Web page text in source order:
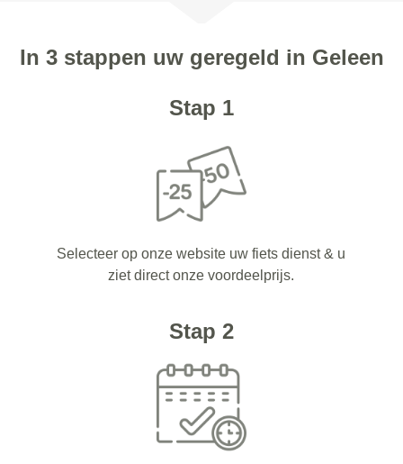
In 3 stappen uw geregeld in Geleen
Stap 1
Selecteer op onze website uw fiets dienst & u
ziet direct onze voordeelprijs.
Stap 2